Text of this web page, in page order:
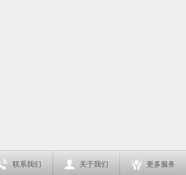
联系我们 关于我们 更多服务